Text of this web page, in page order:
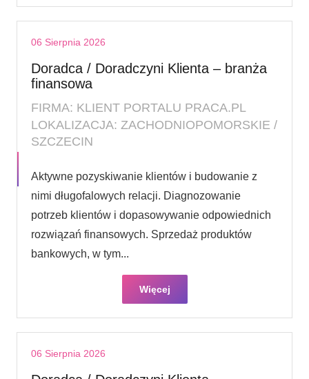
06 Sierpnia 2026
Doradca / Doradczyni Klienta – branża
finansowa
FIRMA: KLIENT PORTALU PRACA.PL
LOKALIZACJA: ZACHODNIOPOMORSKIE /
SZCZECIN
Aktywne pozyskiwanie klientów i budowanie z
nimi długofalowych relacji. Diagnozowanie
potrzeb klientów i dopasowywanie odpowiednich
rozwiązań finansowych. Sprzedaż produktów
bankowych, w tym...
Więcej
06 Sierpnia 2026